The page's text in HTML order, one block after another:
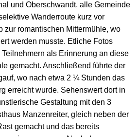
und Oberschwandt, alle Gemeinde
Wanderroute kurz vor
zur romantischen Mittermühle, wo
werden musste. Etliche Fotos
als Erinnerung an diese
gemacht. Anschließend führte der
wo nach etwa 2 ¼ Stunden das
erreicht wurde. Sehenswert dort in
Gestaltung mit den 3
Manzenreiter, gleich neben der
gemacht und das bereits